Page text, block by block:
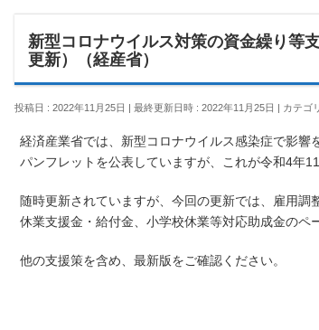
新型コロナウイルス対策の資金繰り等
更新）（経産省）
投稿日 : 2022年11月25日 最終更新日時 : 2022年11月25日 カテゴ
経済産業省では、新型コロナウイルス感染症で影
パンフレットを公表していますが、これが令和4年
随時更新されていますが、今回の更新では、雇用
休業支援金・給付金、小学校休業等対応助成金のペ
他の支援策を含め、最新版をご確認ください。